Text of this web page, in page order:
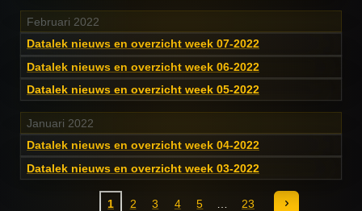
Februari 2022
Datalek nieuws en overzicht week 07-2022
Datalek nieuws en overzicht week 06-2022
Datalek nieuws en overzicht week 05-2022
Januari 2022
Datalek nieuws en overzicht week 04-2022
Datalek nieuws en overzicht week 03-2022
1 2 3 4 5 23